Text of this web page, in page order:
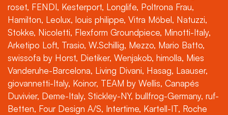
roset, FENDI, Kesterport, Longlife, Poltrona Frau,
Hamilton, Leolux, louis philippe, Vitra Möbel, Natuzzi,
Stokke, Nicoletti, Flexform Groundpiece, Minotti-Italy,
Arketipo Loft, Trasio, W.Schillig, Mezzo, Mario Batto,
swissofa by Horst, Dietiker, Wenjakob, himolla, Mies
Vanderuhe-Barcelona, Living Divani, Hasag, Laauser,
giovannetti-Italy, Koinor, TEAM by Wellis, Canapés
Duvivier, Deme-Italy, Stickley-NY, bullfrog-Germany, ruf-
Betten, Four Design A/S, Intertime, Kartell-IT, Roche